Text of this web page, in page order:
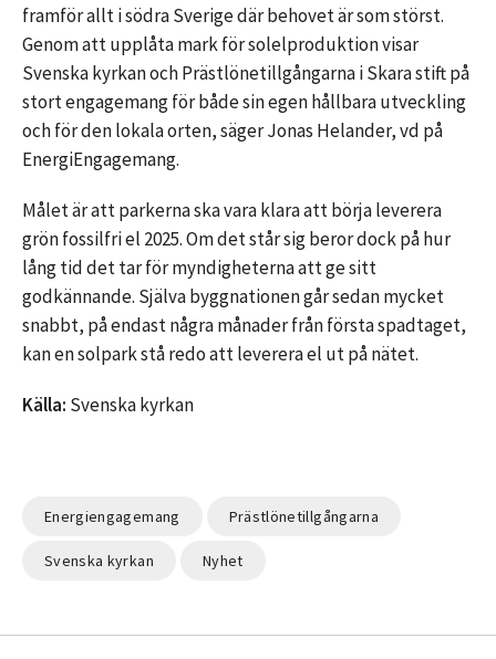
framför allt i södra Sverige där behovet är som störst.
Genom att upplåta mark för solelproduktion visar
Svenska kyrkan och Prästlönetillgångarna i Skara stift på
stort engagemang för både sin egen hållbara utveckling
och för den lokala orten, säger Jonas Helander, vd på
EnergiEngagemang.
Målet är att parkerna ska vara klara att börja leverera
grön fossilfri el 2025. Om det står sig beror dock på hur
lång tid det tar för myndigheterna att ge sitt
godkännande. Själva byggnationen går sedan mycket
snabbt, på endast några månader från första spadtaget,
kan en solpark stå redo att leverera el ut på nätet.
Källa: Svenska kyrkan
Energiengagemang Prästlönetillgångarna
Svenska kyrkan Nyhet